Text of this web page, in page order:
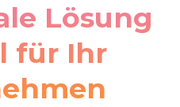
Lösung
für Ihr